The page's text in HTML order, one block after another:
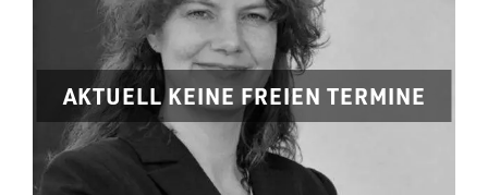
AKTUELL KEINE FREIEN TERMINE